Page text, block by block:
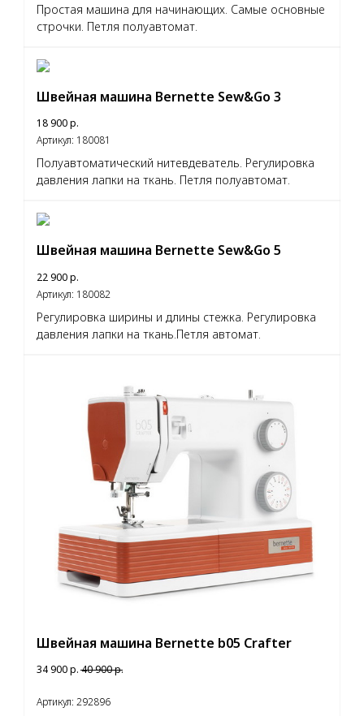
Простая машина для начинающих. Самые основные
строчки. Петля полуавтомат.
Швейная машина Bernette Sew&Go 3
18 900р.
Артикул: 180081
Полуавтоматический нитевдеватель. Регулировка
давления лапки на ткань. Петля полуавтомат.
Швейная машина Bernette Sew&Go 5
22 900р.
Артикул: 180082
Регулировка ширины и длины стежка. Регулировка
давления лапки на ткань.Петля автомат.
Швейная машина Bernette b05 Crafter
34 900р. 40 900р.
Артикул: 292896